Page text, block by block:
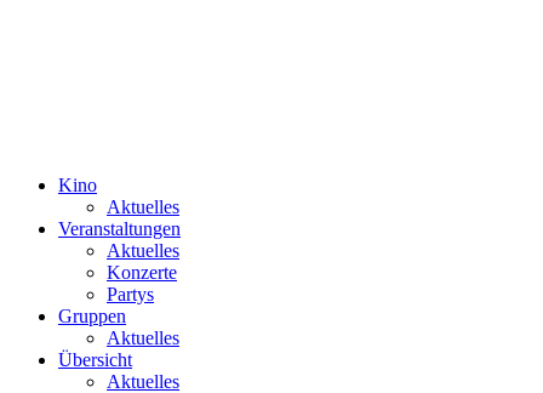
Kino
Aktuelles
Veranstaltungen
Aktuelles
Konzerte
Partys
Gruppen
Aktuelles
Übersicht
Aktuelles